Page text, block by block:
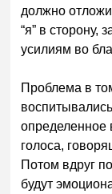
должно
“я” в сторону,
усилиям во
Проблема в
определенное
голоса,
Потом вдруг
будут